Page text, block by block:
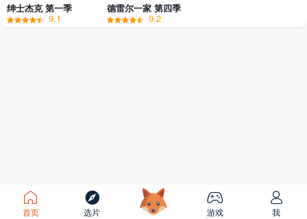
绅士杰克 第一季
9.1
德雷尔一家 第四季
9.2
首页 选片 游戏 我